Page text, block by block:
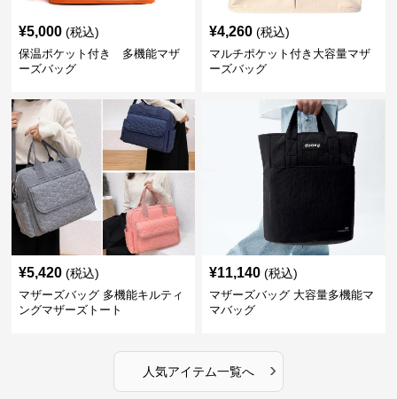
¥5,000 (税込)
保温ポケット付き 多機能マザ
ーズバッグ
¥4,260 (税込)
マルチポケット付き大容量マザ
ーズバッグ
¥5,420 (税込)
マザーズバッグ 多機能キルティ
ングマザーズトート
¥11,140 (税込)
マザーズバッグ 大容量多機能マ
マバッグ
人気アイテム一覧へ ›